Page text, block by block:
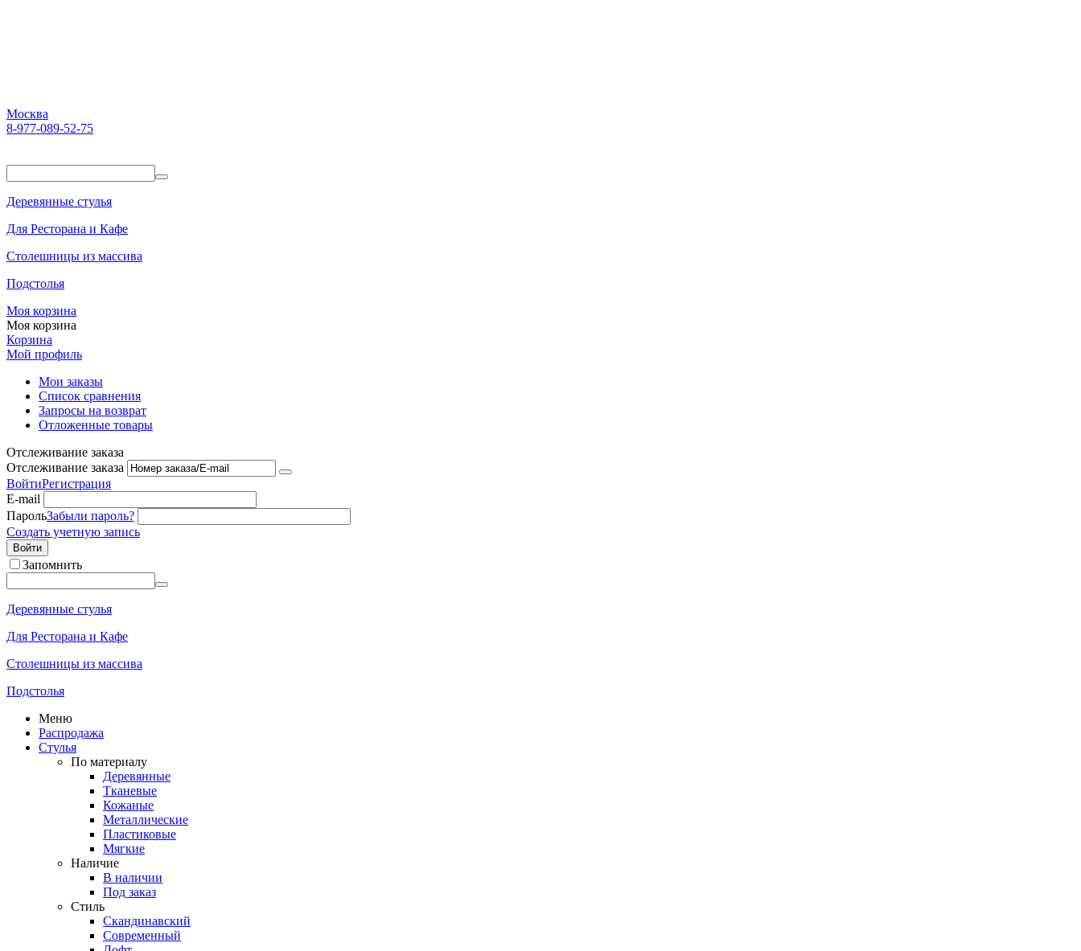
Москва
8-977-089-52-75
Деревянные стулья
Для Ресторана и Кафе
Столешницы из массива
Подстолья
Моя корзина
Моя корзина
Корзина
Мой профиль
Мои заказы
Список сравнения
Запросы на возврат
Отложенные товары
Отслеживание заказа
Отслеживание заказа
ВойтиРегистрация
E-mail
ПарольЗабыли пароль?
Создать учетную запись
Войти
Запомнить
Деревянные стулья
Для Ресторана и Кафе
Столешницы из массива
Подстолья
Меню
Распродажа
Стулья
По материалу
Деревянные
Тканевые
Кожаные
Металлические
Пластиковые
Мягкие
Наличие
В наличии
Под заказ
Стиль
Скандинавский
Современный